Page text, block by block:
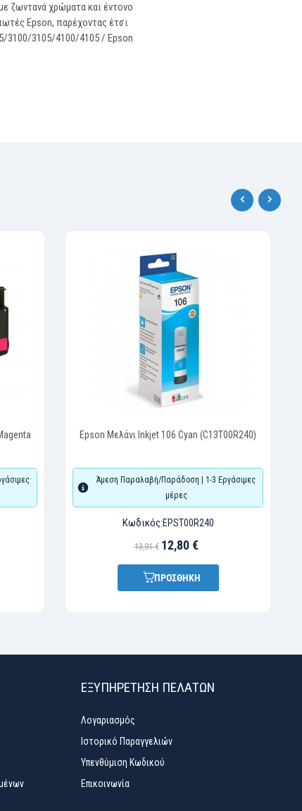
ζωντανά χρώματα και έντονο
Epson, παρέχοντας έτσι
3100/3105/4100/4105 / Epson
Epson Μελάνι Inkjet 106 Cyan (C13T00R240)
Άμεση Παραλαβή/Παράδοση | 1-3 Εργάσιμες
μέρες
Κωδικός:EPST00R240
13,91 € 12,80 €
ΠΡΟΣΘΗΚΗ
ΕΞΥΠΗΡΈΤΗΣΗ ΠΕΛΑΤΏΝ
Λογαριασμός
Ιστορικό Παραγγελιών
Υπενθύμιση Κωδικού
Επικοινωνία